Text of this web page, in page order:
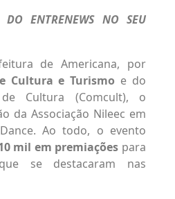
DO ENTRENEWS NO SEU
de Americana, por
Cultura e Turismo e do
Cultura (Comcult), o
da Associação Nileec em
Ao todo, o evento
mil em premiações para
se destacaram nas